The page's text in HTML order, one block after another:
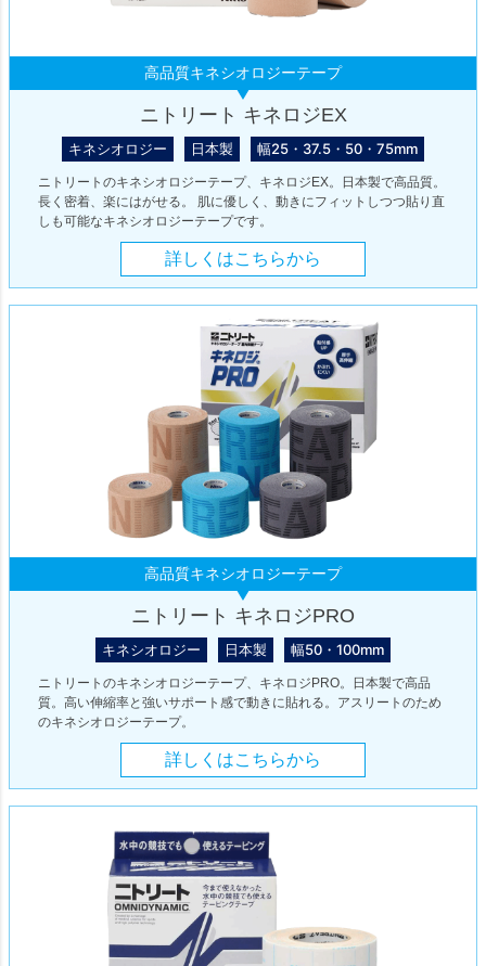
高品質キネシオロジーテープ
ニトリート キネロジEX
キネシオロジー 日本製 幅25・37.5・50・75mm
ニトリートのキネシオロジーテープ、キネロジEX。日本製で高品質。
長く密着、楽にはがせる。 肌に優しく、動きにフィットしつつ貼り直
しも可能なキネシオロジーテープです。
詳しくはこちらから
高品質キネシオロジーテープ
ニトリート キネロジPRO
キネシオロジー 日本製 幅50・100mm
ニトリートのキネシオロジーテープ、キネロジPRO。日本製で高品
質。高い伸縮率と強いサポート感で動きに貼れる。アスリートのため
のキネシオロジーテープ。
詳しくはこちらから